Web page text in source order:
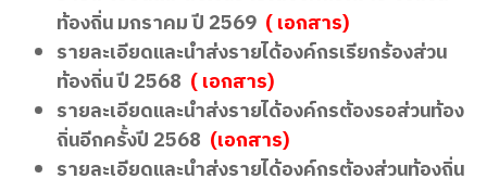
ท้องถิ่น มกราคม ปี 2569 (เอกสาร)
รายละเอียดและนำส่งรายได้องค์กรเรียกร้องส่วน
ท้องถิ่น ปี 2568 (เอกสาร)
รายละเอียดและนำส่งรายได้องค์กรต้องรอส่วนท้อง
ถิ่นอีกครั้งปี 2568 (เอกสาร)
รายละเอียดและนำส่งรายได้องค์กรต้องส่วนท้องถิ่น